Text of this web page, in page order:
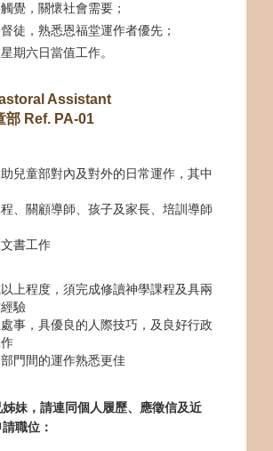
覺，關懷社會需要；
徒，熟悉恩福堂運作者優先；
期六日當值工作。
Assistant
部 Ref. PA-01
兒童部對內及對外的日常運作，其中
、關顧導師、孩子及家長、培訓導師
書工作
上程度，須完成修讀神學課程及具兩
驗
事，具優良的人際技巧，及良好行政
門間的運作熟悉更佳
妹，請連同個人履歷、應徵信及近
職位：